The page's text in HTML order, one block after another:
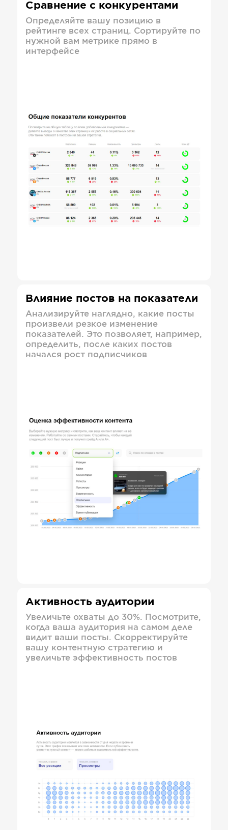
Сравнение с конкурентами
Определяйте вашу позицию в
рейтинге всех страниц. Сортируйте по
нужной вам метрике прямо в
интерфейсе
Влияние постов на показатели
Анализируйте наглядно, какие посты
произвели резкое изменение
показателей. Это позволяет, например,
определить, после каких постов
начался рост подписчиков
Активность аудитории
Увеличьте охваты до 30%. Посмотрите,
когда ваша аудитория на самом деле
видит ваши посты. Скорректируйте
вашу контентную стратегию и
увеличьте эффективность постов